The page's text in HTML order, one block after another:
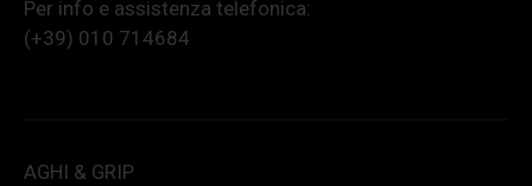
Per info e assistenza telefonica:
(+39) 010 714684
AGHI & GRIP